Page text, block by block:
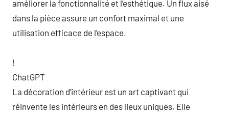
améliorer la fonctionnalité et l’esthétique. Un flux aisé
dans la pièce assure un confort maximal et une
utilisation efficace de l’espace.
!
ChatGPT
La décoration d’intérieur est un art captivant qui
réinvente les intérieurs en des lieux uniques. Elle